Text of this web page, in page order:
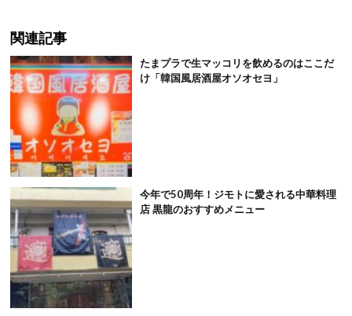
関連記事
たまプラで生マッコリを飲めるのはここだ
け「韓国風居酒屋オソオセヨ」
今年で50周年！ジモトに愛される中華料理
店 黒龍のおすすめメニュー